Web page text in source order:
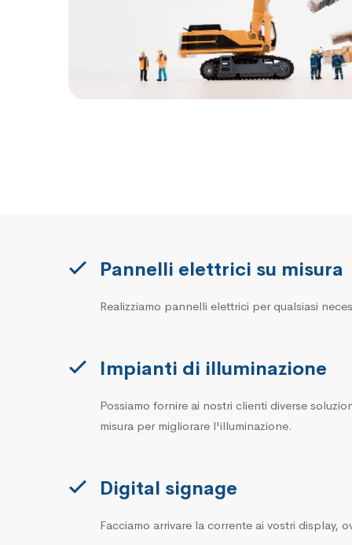
Pannelli elettrici su misura
Realizziamo pannelli elettrici per qualsiasi
Impianti di illuminazione
Possiamo fornire ai nostri clienti diverse
misura per migliorare l'illuminazione.
Digital signage
Facciamo arrivare la corrente ai vostri display,